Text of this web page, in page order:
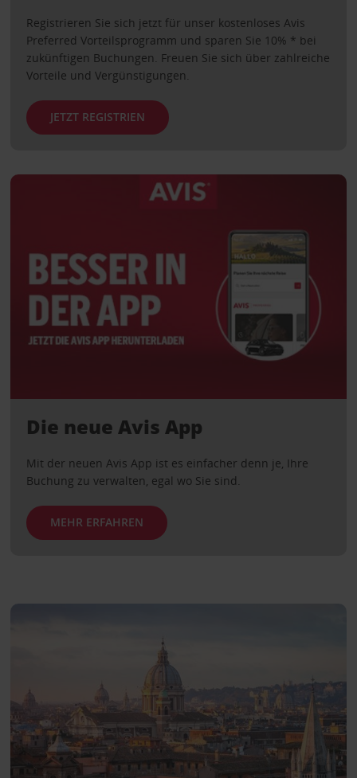
Registrieren Sie sich jetzt für unser kostenloses Avis
Preferred Vorteilsprogramm und sparen Sie 10% * bei
zukünftigen Buchungen. Freuen Sie sich über zahlreiche
Vorteile und Vergünstigungen.
JETZT REGISTRIEN
Die neue Avis App
Mit der neuen Avis App ist es einfacher denn je, Ihre
Buchung zu verwalten, egal wo Sie sind.
MEHR ERFAHREN